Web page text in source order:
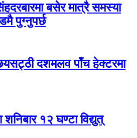
बसेर मात्रै समस्या
पुग्नुपर्छ
छयसट्ठी दशमलव पाँच हेक्टरमा
शनिबार १२ घण्टा विद्युत्